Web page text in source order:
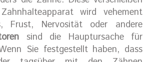
wird vehement
Frust, Nervosität oder andere
sind die Hauptursache für
Sie festgestellt haben, dass